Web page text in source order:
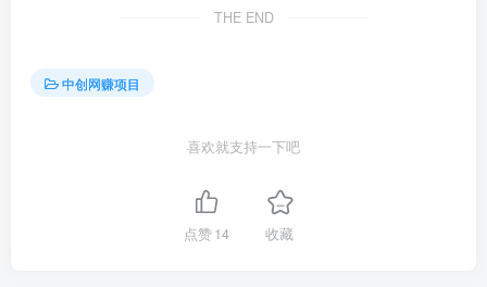
THE END
中创网赚项目
喜欢就支持一下吧
点赞14 收藏